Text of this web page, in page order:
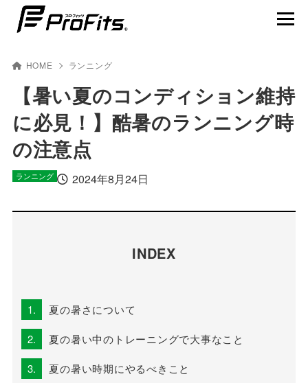
NEWS一覧
プロ･フィッツ®とは
製品ラインナップ
テーピング貼り方動画
賢くスポーツを楽しむ
HOME ランニング
【暑い夏のコンディション維持
に必見！】酷暑のランニング時
の注意点
2024年8月24日
ランニング
INDEX
1. 夏の暑さについて
2. 夏の暑い中のトレーニングで大事なこと
3. 夏の暑い時期にやるべきこと